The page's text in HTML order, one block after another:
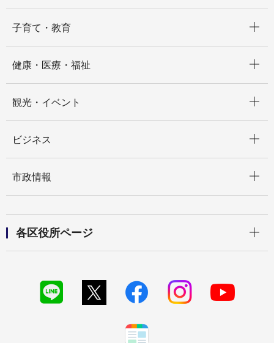
子育て・教育
健康・医療・福祉
観光・イベント
ビジネス
市政情報
各区役所ページ